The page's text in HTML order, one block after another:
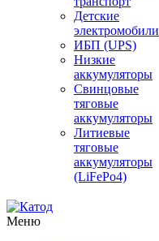
Детские
электромобили
ИБП (UPS)
Низкие
аккумуляторы
Свинцовые
тяговые
аккумуляторы
Литиевые
тяговые
аккумуляторы
(LiFePo4)
Меню